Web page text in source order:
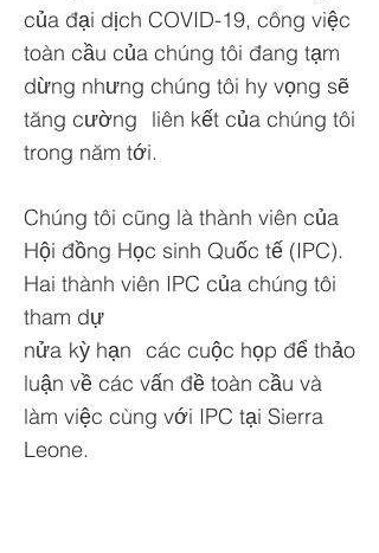
của đại dịch COVID-19, công việc
toàn cầu của chúng tôi đang tạm
dừng nhưng chúng tôi hy vọng sẽ
tăng cường
liên kết của chúng tôi
trong năm tới.
Chúng tôi cũng là thành viên của
Hội đồng Học sinh Quốc tế (IPC).
Hai thành viên IPC của chúng tôi
tham dự
nửa kỳ hạn các cuộc họp để thảo
luận về các vấn đề toàn cầu và
làm việc cùng với IPC tại Sierra
Leone.